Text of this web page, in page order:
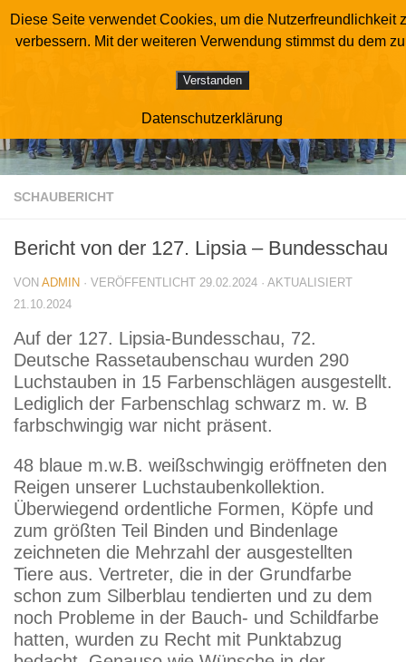
Zum Inhalt springen Sonderverein der Luchstaubenzüchter
SCHAUBERICHT
Bericht von der 127. Lipsia – Bundesschau
VON ADMIN · VERÖFFENTLICHT 29.02.2024 · AKTUALISIERT
21.10.2024
Auf der 127. Lipsia-Bundesschau, 72.
Deutsche Rassetaubenschau wurden 290
Luchstauben in 15 Farbenschlägen ausgestellt.
Lediglich der Farbenschlag schwarz m. w. B
farbschwingig war nicht präsent.
48 blaue m.w.B. weißschwingig eröffneten den
Reigen unserer Luchstaubenkollektion.
Überwiegend ordentliche Formen, Köpfe und
zum größten Teil Binden und Bindenlage
zeichneten die Mehrzahl der ausgestellten
Tiere aus. Vertreter, die in der Grundfarbe
schon zum Silberblau tendierten und zu dem
noch Probleme in der Bauch- und Schildfarbe
hatten, wurden zu Recht mit Punktabzug
Diese Seite verwendet Cookies, um die Nutzerfreundlichkeit
verbessern. Mit der weiteren Verwendung stimmst du dem
Verstanden
Datenschutzerklärung